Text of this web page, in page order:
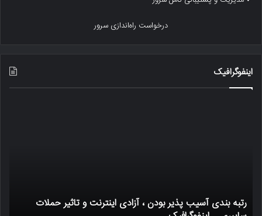
درخواست راه‌اندازی سرور
اینفوگرافیک
رتبه بندی آسیب پذیر بودن ، آزادی اینترنت و تاثیر حملات